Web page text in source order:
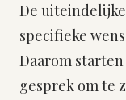
De
specifieke
Daarom
gesprek om te